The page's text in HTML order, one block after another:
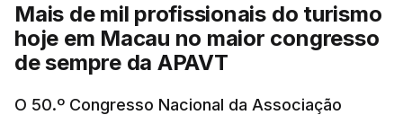
Mais de mil profissionais do turismo
hoje em Macau no maior congresso
de sempre da APAVT
O 50.º Congresso Nacional da Associação